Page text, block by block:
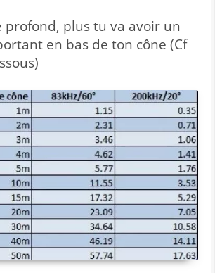
profond, plus tu va avoir un
en bas de ton cône (Cf